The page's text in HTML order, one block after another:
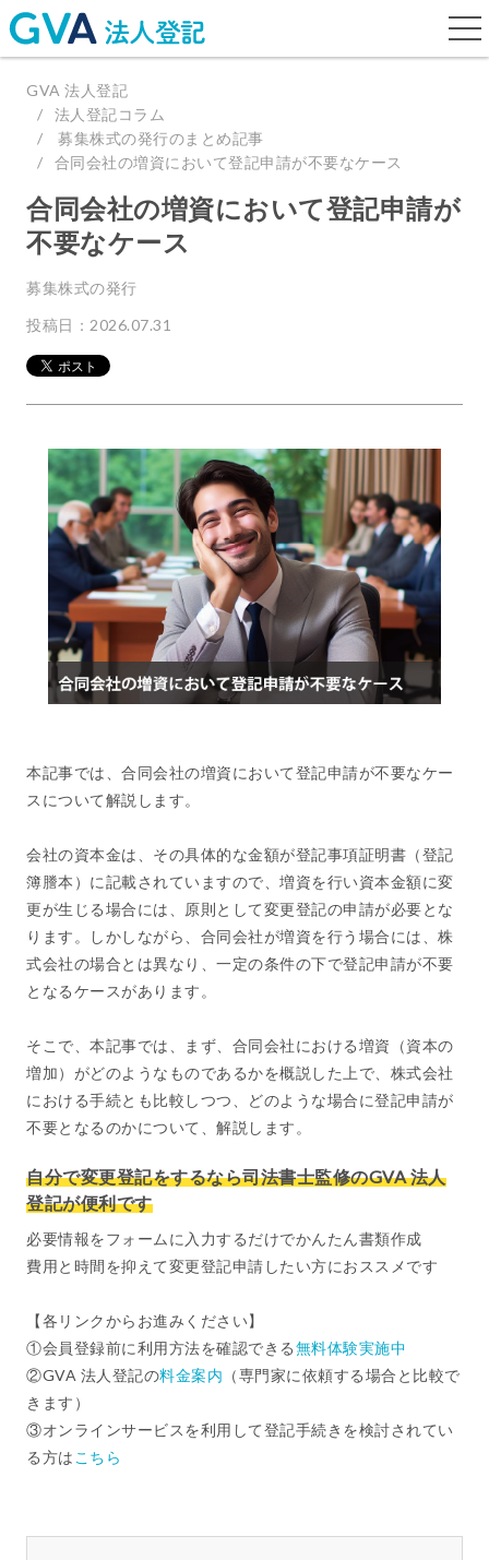
GVA 法人登記
法人登記コラム
募集株式の発行のまとめ記事
合同会社の増資において登記申請が不要なケース
合同会社の増資において登記申請が
不要なケース
募集株式の発行
投稿日：2026.07.31
本記事では、合同会社の増資において登記申請が不要なケー
スについて解説します。
会社の資本金は、その具体的な金額が登記事項証明書（登記
簿謄本）に記載されていますので、増資を行い資本金額に変
更が生じる場合には、原則として変更登記の申請が必要とな
ります。しかしながら、合同会社が増資を行う場合には、株
式会社の場合とは異なり、一定の条件の下で登記申請が不要
となるケースがあります。
そこで、本記事では、まず、合同会社における増資（資本の
増加）がどのようなものであるかを概説した上で、株式会社
における手続とも比較しつつ、どのような場合に登記申請が
不要となるのかについて、解説します。
自分で変更登記をするなら司法書士監修のGVA 法人
登記が便利です
必要情報をフォームに入力するだけでかんたん書類作成
費用と時間を抑えて変更登記申請したい方におススメです
【各リンクからお進みください】
①会員登録前に利用方法を確認できる無料体験実施中
②GVA 法人登記の料金案内 （専門家に依頼する場合と比較で
きます）
③オンラインサービスを利用して登記手続きを検討されてい
る方は こちら